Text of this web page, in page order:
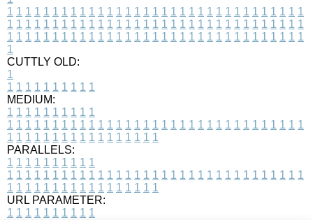
1 1 1 1 1 1 1 1 1 1 1 1 1 1 1 1 1 1 1 1 1 1 1 1 1 1 1 1 1 1 1 1 1
1 1 1 1 1 1 1 1 1 1 1 1 1 1 1 1 1 1 1 1 1 1 1 1 1 1 1 1 1 1 1 1 1
1 1 1 1 1 1 1 1 1 1 1 1 1 1 1 1 1 1 1 1 1 1 1 1 1 1 1 1 1 1 1 1 1
1
CUTTLY OLD:
1
1 1 1 1 1 1 1 1 1 1
MEDIUM:
1 1 1 1 1 1 1 1 1 1
1 1 1 1 1 1 1 1 1 1 1 1 1 1 1 1 1 1 1 1 1 1 1 1 1 1 1 1 1 1 1 1 1
1 1 1 1 1 1 1 1 1 1 1 1 1 1 1 1 1
PARALLELS:
1 1 1 1 1 1 1 1 1 1
1 1 1 1 1 1 1 1 1 1 1 1 1 1 1 1 1 1 1 1 1 1 1 1 1 1 1 1 1 1 1 1 1
1 1 1 1 1 1 1 1 1 1 1 1 1 1 1 1 1
URL PARAMETER:
1 1 1 1 1 1 1 1 1 1